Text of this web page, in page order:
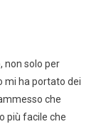
non solo per
mi ha portato dei
che
più facile che